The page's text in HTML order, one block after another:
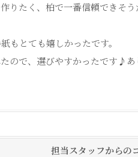
りたく、柏で一番信頼できそ
もとても嬉しかったです。
ので、選びやすかったです♪
担当スタッフからの